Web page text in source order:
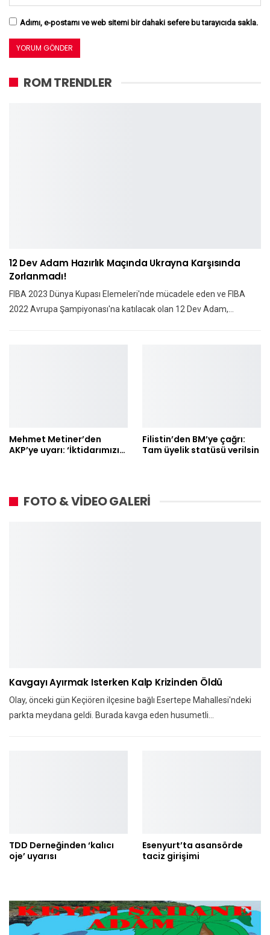
Adımı, e-postamı ve web sitemi bir dahaki sefere bu tarayıcıda sakla.
ROM TRENDLER
12 Dev Adam Hazırlık Maçında Ukrayna Karşısında
Zorlanmadı!
FIBA 2023 Dünya Kupası Elemeleri'nde mücadele eden ve FIBA
2022 Avrupa Şampiyonası'na katılacak olan 12 Dev Adam,…
Mehmet Metiner’den
AKP’ye uyarı: ‘İktidarımızı…
Filistin’den BM’ye çağrı:
Tam üyelik statüsü verilsin
FOTO & VİDEO GALERİ
Kavgayı Ayırmak Isterken Kalp Krizinden Öldü
Olay, önceki gün Keçiören ilçesine bağlı Esertepe Mahallesi'ndeki
parkta meydana geldi. Burada kavga eden husumetli…
TDD Derneğinden ‘kalıcı
oje’ uyarısı
Esenyurt’ta asansörde
taciz girişimi